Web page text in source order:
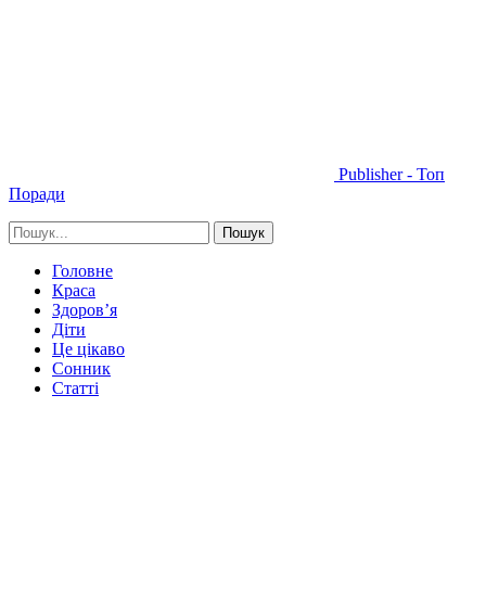
Publisher - Топ
Поради
Головне
Краса
Здоров’я
Діти
Це цікаво
Сонник
Статті